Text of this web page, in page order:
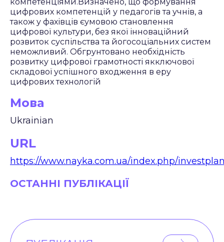
цифрових компетенцій у педагогів та учнів, а
також у фахівців єумовою становлення
цифрової культури, без якої інноваційний
розвиток суспільства та йогосоціальних систем
неможливий. Обгрунтовано необхідність
розвитку цифрової грамотності якключової
складової успішного входження в еру
цифрових технологій
Мова
Ukrainian
URL
https://www.nayka.com.ua/index.php/
ОСТАННІ ПУБЛІКАЦІЇ